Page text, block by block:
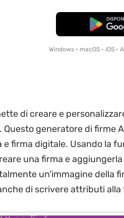
Windows • macOS • iOS •
di creare e
Questo generatore di firme
e firma digitale. Usando la
una firma e
un'immagine della
di scrivere attributi